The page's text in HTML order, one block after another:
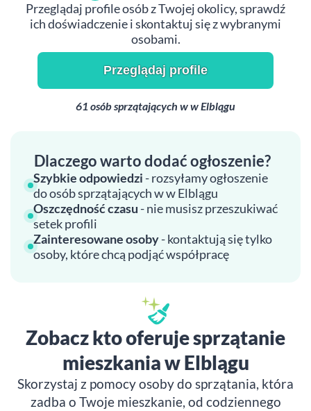
Przeglądaj profile osób z Twojej okolicy, sprawdź
ich doświadczenie i skontaktuj się z wybranymi
osobami.
Przeglądaj profile
61 osób sprzątających w w Elblągu
Dlaczego warto dodać ogłoszenie?
Szybkie odpowiedzi - rozsyłamy ogłoszenie
do osób sprzątających w w Elblągu
Oszczędność czasu - nie musisz przeszukiwać
setek profili
Zainteresowane osoby- kontaktują się tylko
osoby, które chcą podjąć współpracę
Zobacz kto oferuje sprzątanie
mieszkania w Elblągu
Skorzystaj z pomocy osoby do sprzątania, która
zadba o Twoje mieszkanie, od codziennego